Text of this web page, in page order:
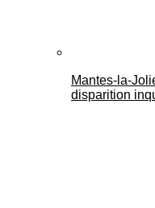
Mantes-la-
disparition